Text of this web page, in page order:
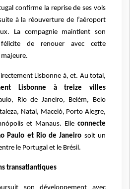
confirme la reprise de ses vols
à la réouverture de l’aéroport
La compagnie maintient son
de renouer avec cette
Lisbonne à, et. Au total,
Lisbonne à treize villes
Rio de Janeiro, Belém, Belo
Natal, Maceió, Porto Alegre,
et Manaus. Elle connecte
Paulo et Rio de Janeiro soit un
le Portugal et le Brésil.
transatlantiques